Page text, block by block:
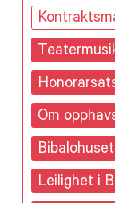
TILSKUDD
MEDLEMSKAP
PRAKTISK
Om
Leilighet i